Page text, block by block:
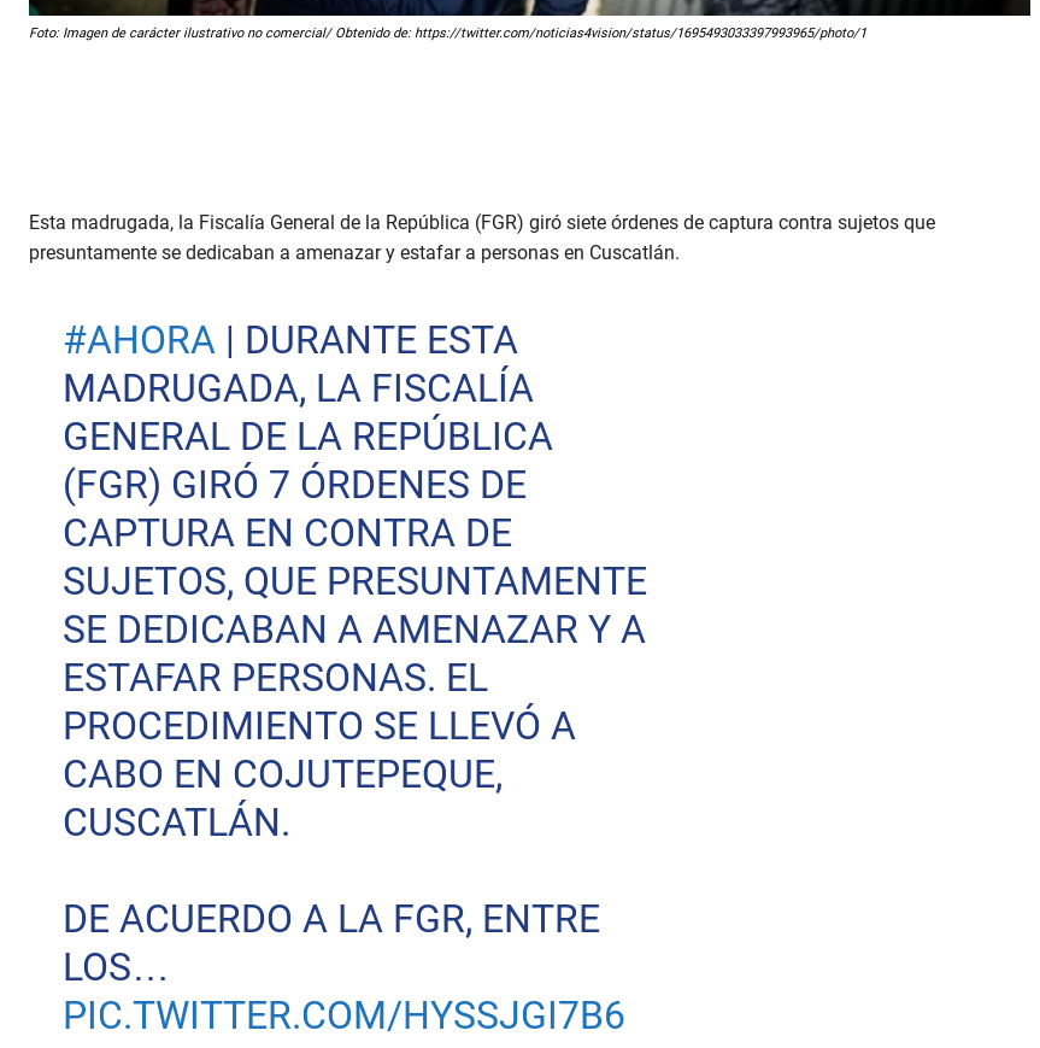
Foto: Imagen de carácter ilustrativo no comercial/ Obtenido de: https://twitter.com/noticias4vision/status/1695493033397993965/photo/1
Esta madrugada, la Fiscalía General de la República (FGR) giró siete órdenes de captura contra sujetos que
presuntamente se dedicaban a amenazar y estafar a personas en Cuscatlán.
#AHORA| DURANTE ESTA
MADRUGADA, LA FISCALÍA
GENERAL DE LA REPÚBLICA
(FGR) GIRÓ 7 ÓRDENES DE
CAPTURA EN CONTRA DE
SUJETOS, QUE PRESUNTAMENTE
SE DEDICABAN A AMENAZAR Y A
ESTAFAR PERSONAS. EL
PROCEDIMIENTO SE LLEVÓ A
CABO EN COJUTEPEQUE,
CUSCATLÁN.
DE ACUERDO A LA FGR, ENTRE
LOS…
PIC.TWITTER.COM/HYSSJGI7B6